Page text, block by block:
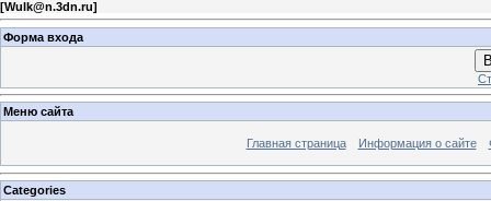
[Wulk@n.3dn.ru]
Форма входа
Меню сайта
Главная страница Информация о сайте
Categories